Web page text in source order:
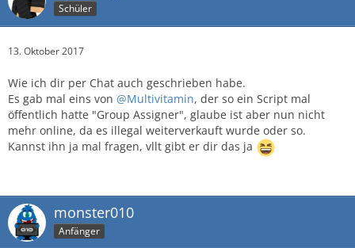
Schüler
13. Oktober 2017
Wie ich dir per Chat auch geschrieben habe.
Es gab mal eins von @Multivitamin, der so ein Script mal
öffentlich hatte "Group Assigner", glaube ist aber nun nicht
mehr online, da es illegal weiterverkauft wurde oder so.
Kannst ihn ja mal fragen, vllt gibt er dir das ja
monster010
Anfänger